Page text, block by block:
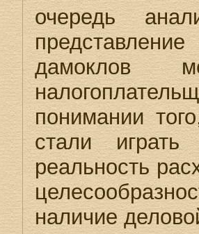
очередь
дамоклов
понимании
стали играть
реальность
наличие